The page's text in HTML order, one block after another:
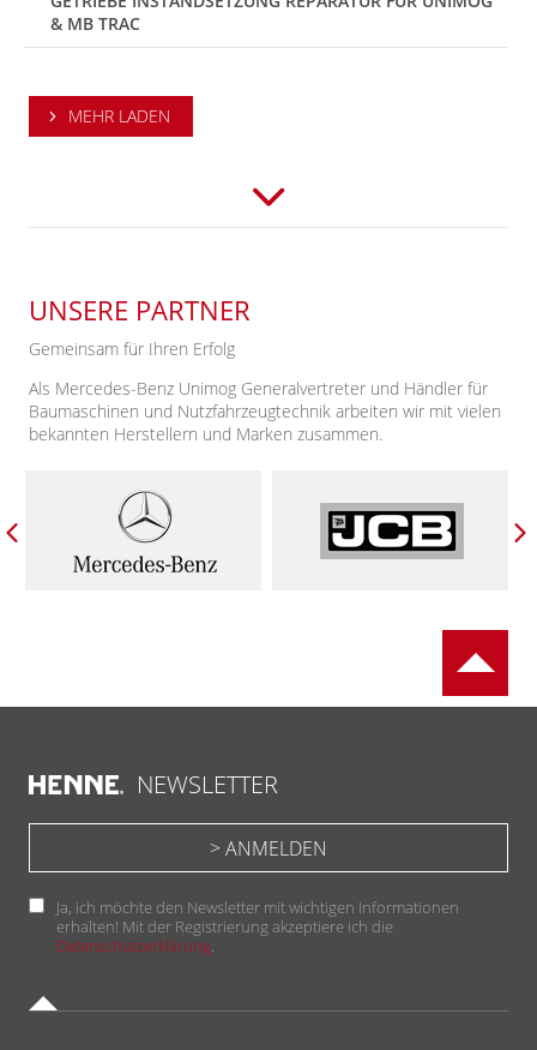
& MB TRAC
MEHR LADEN
UNSERE PARTNER
Gemeinsam für Ihren Erfolg
Als Mercedes-Benz Unimog Generalvertreter und Händler für
Baumaschinen und Nutzfahrzeugtechnik arbeiten wir mit vielen
bekannten Herstellern und Marken zusammen.
NEWSLETTER
Ja, ich möchte den Newsletter mit wichtigen Informationen
erhalten! Mit der Registrierung akzeptiere ich die
Datenschutzerklärung.